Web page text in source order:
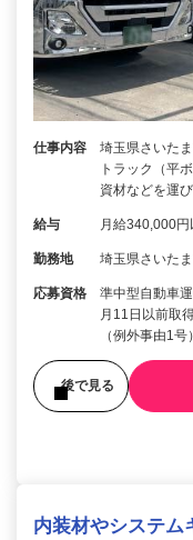
仕事内容
埼玉県さいた
トラック（平
資材などを運
給与 月給340,000円
勤務地 埼玉県さいた
応募資格
準中型自動車
月11日以前
（例外事由1号）
後で見る
内装材やシステム